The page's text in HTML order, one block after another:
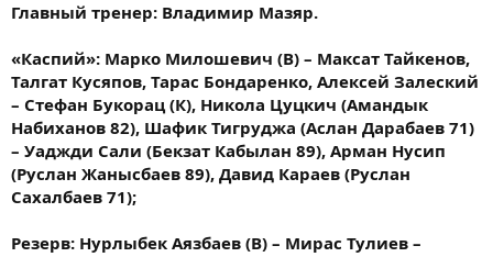
Главный тренер: Владимир Мазяр.
«Каспий»: Марко Милошевич (В) – Максат Тайкенов,
Талгат Кусяпов, Тарас Бондаренко, Алексей Залеский
– Стефан Букорац (К), Никола Цуцкич (Амандык
Набиханов 82), Шафик Тигруджа (Аслан Дарабаев 71)
– Уаджди Сали (Бекзат Кабылан 89), Арман Нусип
(Руслан Жанысбаев 89), Давид Караев (Руслан
Сахалбаев 71);
Резерв: Нурлыбек Аязбаев (В) – Мирас Тулиев –